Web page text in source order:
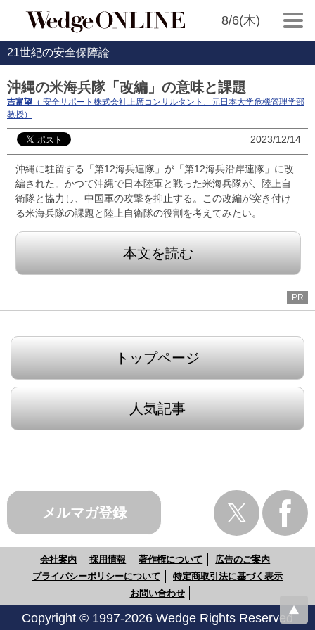
8/6(木)
21世紀の安全保障論
沖縄の米海兵隊「改編」の意味と課題
吉富望 （ 安全サポート株式会社上席コンサルタント、元日本大学危機管理学部
教授）
2023/12/14
沖縄に駐留する「第12海兵連隊」が「第12海兵沿岸連隊」に改
編された。かつて沖縄で日本陸軍と戦った米海兵隊が、陸上自
衛隊と協力し、中国軍の攻撃を抑止する。この改編が突き付け
る米海兵隊の課題と陸上自衛隊の役割を考えてみたい。
本文を読む
PR
トップページ
人気記事
メルマガ登録
会社案内 採用情報 著作権について
広告のご案内
プライバシーポリシーについて
特定商取引法に基づく表示
お問い合わせ
Copyright © 1997-2026 Wedge Rights Reserved